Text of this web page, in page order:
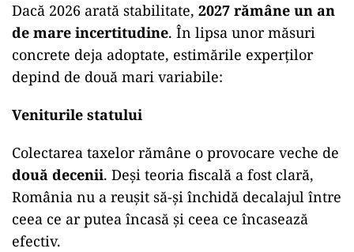
Dacă 2026 arată stabilitate, 2027 rămâne un an
de mare incertitudine. În lipsa unor măsuri
concrete deja adoptate, estimările experților
depind de două mari variabile:
Veniturile statului
Colectarea taxelor rămâne o provocare veche de
două decenii. Deși teoria fiscală a fost clară,
România nu a reușit să-și închidă decalajul între
ceea ce ar putea încasă și ceea ce încasează
efectiv.